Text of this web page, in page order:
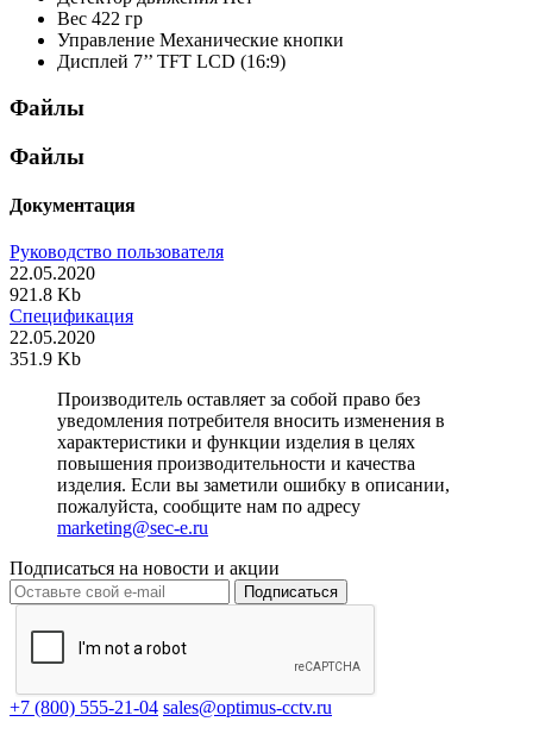
Вес 422 гр
Управление Механические кнопки
Дисплей 7’’ TFT LCD (16:9)
Файлы
Файлы
Документация
Руководство пользователя
22.05.2020
921.8 Kb
Спецификация
22.05.2020
351.9 Kb
Производитель оставляет за собой право без
уведомления потребителя вносить изменения в
характеристики и функции изделия в целях
повышения производительности и качества
изделия. Если вы заметили ошибку в описании,
пожалуйста, сообщите нам по адресу
marketing@sec-e.ru
Подписаться на новости и акции
Подписаться
+7 (800) 555-21-04 sales@optimus-cctv.ru